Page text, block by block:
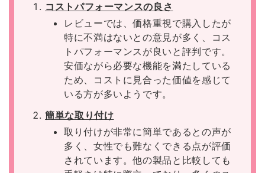
コストパフォーマンスの良さ
レビューでは、価格重視で購入したが
特に不満はないとの意見が多く、コス
トパフォーマンスが良いと評判です。
安価ながら必要な機能を満たしている
ため、コストに見合った価値を感じて
いる方が多いようです。
簡単な取り付け
取り付けが非常に簡単であるとの声が
多く、女性でも難なくできる点が評価
されています。他の製品と比較しても